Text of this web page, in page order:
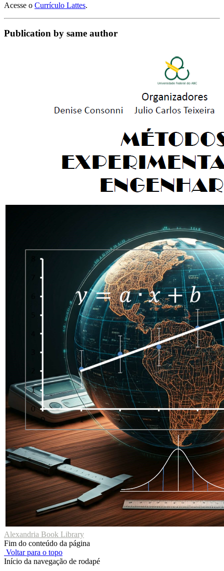
Acesse o Currículo Lattes.
Publication by same author
Alexandria Book Library
Fim do conteúdo da página
Voltar para o topo
Início da navegação de rodapé